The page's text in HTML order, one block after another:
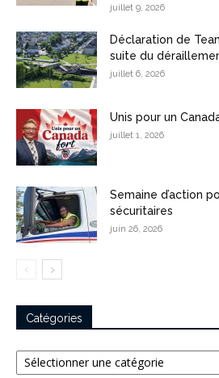
juillet 9, 2026
Déclaration de
suite du
juillet 6, 2026
Unis pour un
juillet 1, 2026
Semaine d’action
sécuritaires
juin 26, 2026
Catégories
Catégories